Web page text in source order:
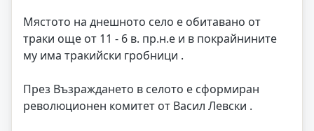
Мястото на днешното село е обитавано от
траки още от 11 - 6 в. пр.н.е и в покрайнините
му има тракийски гробници .
През Възраждането в селото е сформиран
революционен комитет от Васил Левски .